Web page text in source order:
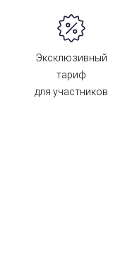
Эксклюзивный
тариф
для участников